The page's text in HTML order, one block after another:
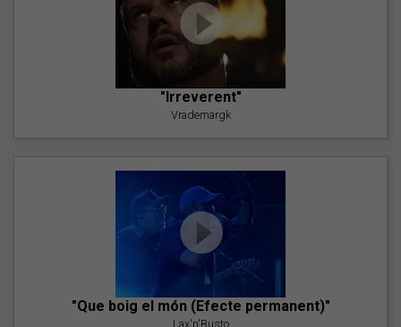
"Irreverent"
Vrademargk
"Que boig el món (Efecte permanent)"
Lax'n'Busto